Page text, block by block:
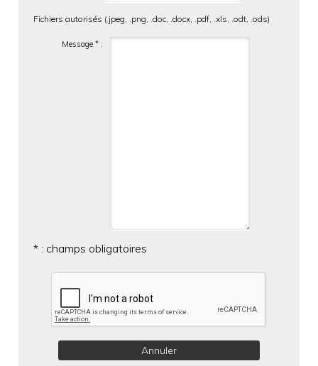
Fichiers autorisés (.jpeg, .png, .doc, .docx, .pdf, .xls, .odt, .ods)
Message * :
* : champs obligatoires